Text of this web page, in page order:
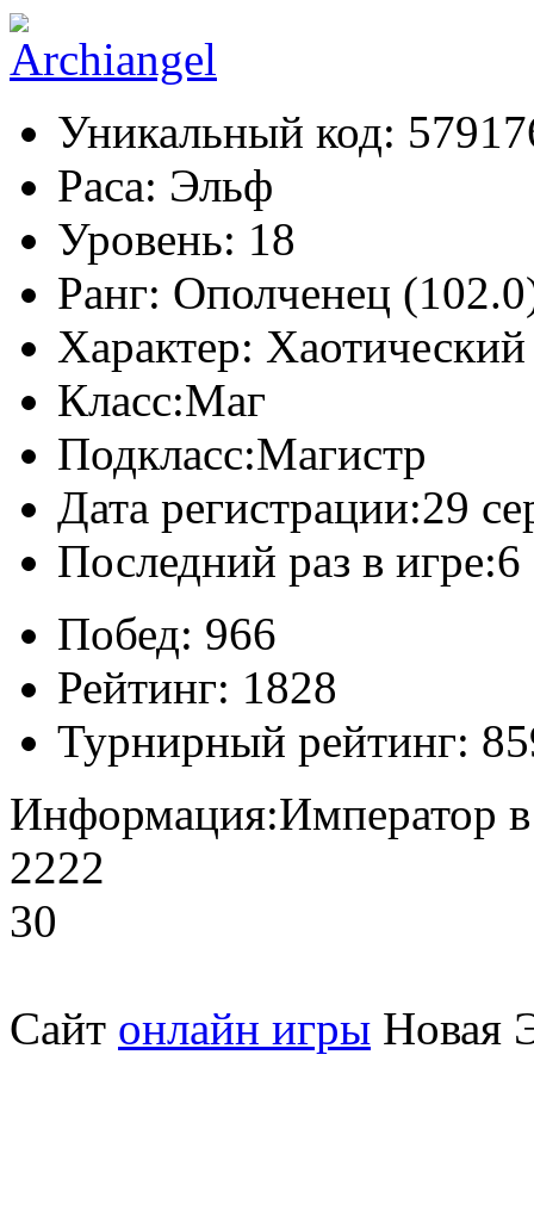
Уникальный код:
Раса: Эльф
Уровень: 18
Ранг: Ополченец
Характер:
Класс:Маг
Подкласс:Магистр
Дата регистрации:29
Последний раз в игре:6
Побед: 966
Рейтинг: 1828
Турнирный рейтинг:
Информация:Император
2222
30
Сайт онлайн игры Новая